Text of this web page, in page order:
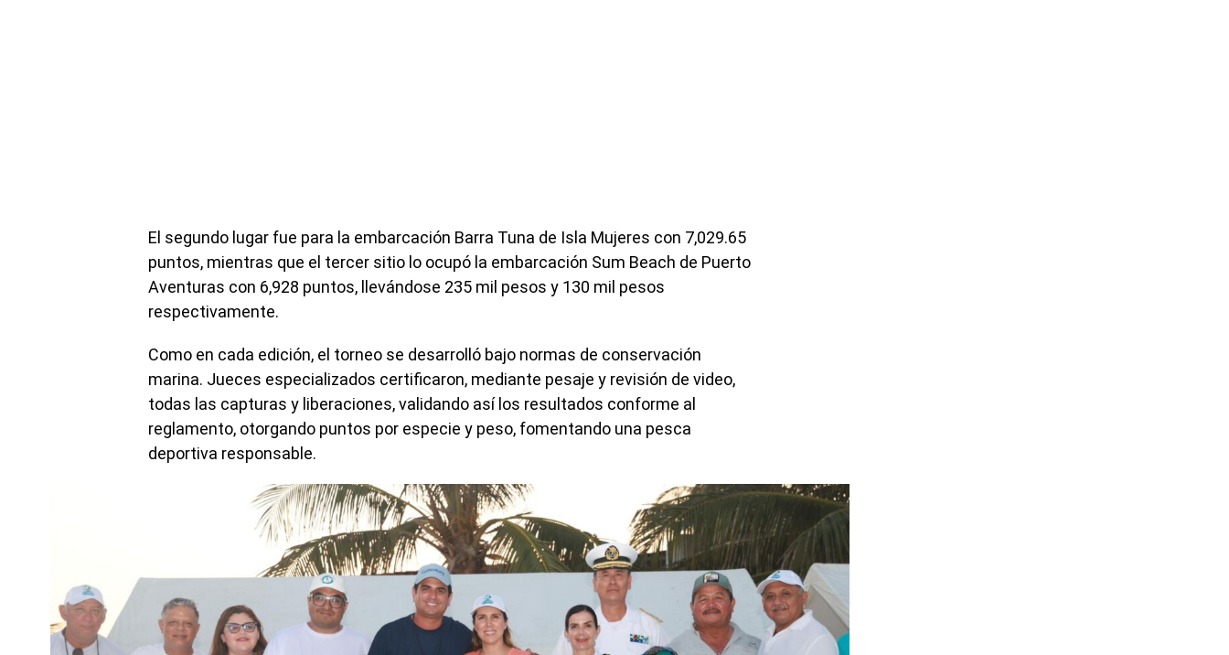
El segundo lugar fue para la embarcación Barra Tuna de Isla Mujeres con 7,029.65
puntos, mientras que el tercer sitio lo ocupó la embarcación Sum Beach de Puerto
Aventuras con 6,928 puntos, llevándose 235 mil pesos y 130 mil pesos
respectivamente.
Como en cada edición, el torneo se desarrolló bajo normas de conservación
marina. Jueces especializados certificaron, mediante pesaje y revisión de video,
todas las capturas y liberaciones, validando así los resultados conforme al
reglamento, otorgando puntos por especie y peso, fomentando una pesca
deportiva responsable.